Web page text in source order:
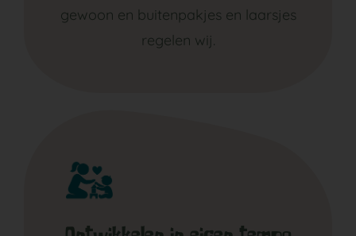
gewoon en buitenpakjes en laarsjes
regelen wij.